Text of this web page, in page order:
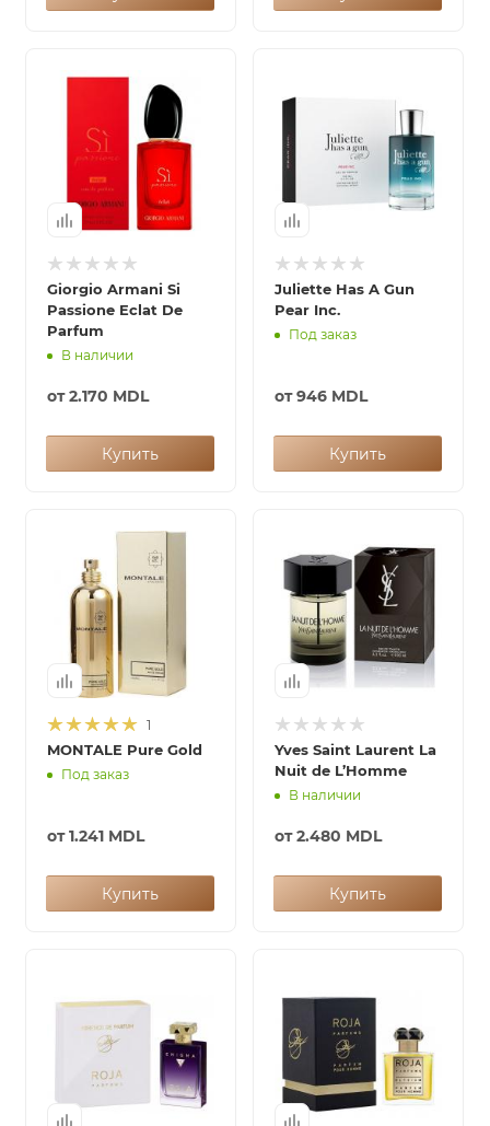
Giorgio Armani Si
Passione Eclat De
Parfum
В наличии
от2.170 MDL
Купить
Juliette Has A Gun
Pear Inc.
Под заказ
от946 MDL
Купить
1
MONTALE Pure Gold
Под заказ
от1.241 MDL
Купить
Yves Saint Laurent La
Nuit de L’Homme
В наличии
от2.480 MDL
Купить